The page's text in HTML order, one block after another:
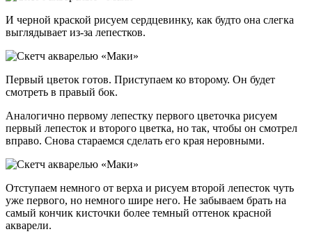
И черной краской рисуем сердцевинку, как будто она слегка
выглядывает из-за лепестков.
Первый цветок готов. Приступаем ко второму. Он будет
смотреть в правый бок.
Аналогично первому лепестку первого цветочка рисуем
первый лепесток и второго цветка, но так, чтобы он смотрел
вправо. Снова стараемся сделать его края неровными.
Отступаем немного от верха и рисуем второй лепесток чуть
уже первого, но немного шире него. Не забываем брать на
самый кончик кисточки более темный оттенок красной
акварели.